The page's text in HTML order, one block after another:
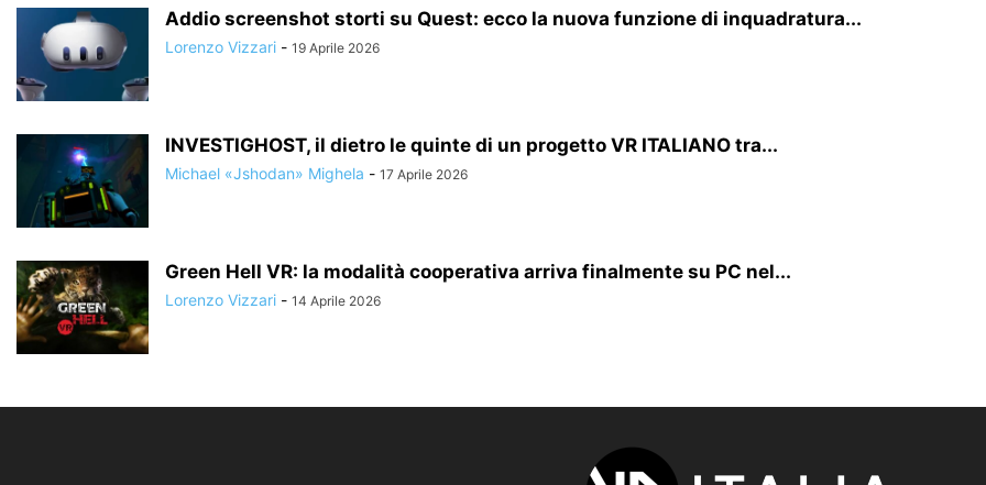
Addio screenshot storti su Quest: ecco la nuova funzione di inquadratura...
Lorenzo Vizzari - 19 Aprile 2026
INVESTIGHOST, il dietro le quinte di un progetto VR ITALIANO tra...
Michael «Jshodan» Mighela - 17 Aprile 2026
Green Hell VR: la modalità cooperativa arriva finalmente su PC nel...
Lorenzo Vizzari - 14 Aprile 2026